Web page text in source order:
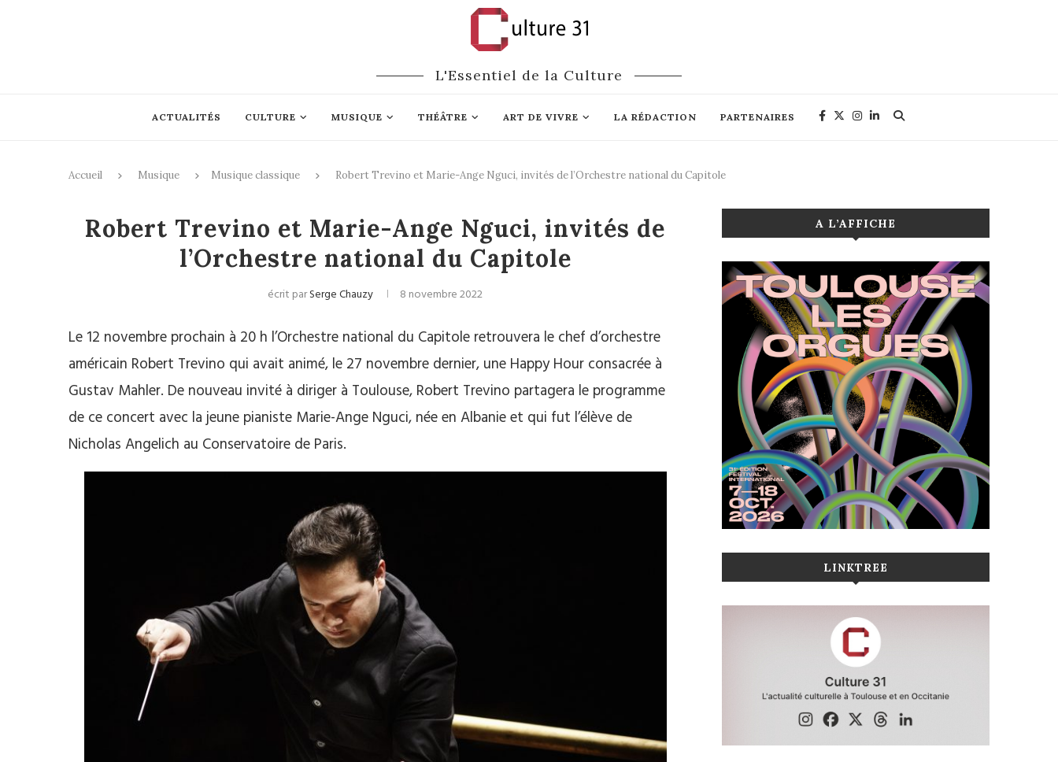
L'Essentiel de la Culture
ACTUALITÉS CULTURE MUSIQUE THÉÂTRE ART DE VIVRE LA RÉDACTION PARTENAIRES
Accueil Musique Musique classique Robert Trevino et Marie-Ange Nguci, invités de l’Orchestre national du Capitole
Robert Trevino et Marie-Ange Nguci, invités de
l’Orchestre national du Capitole
écrit parSerge Chauzy 8 novembre 2022
Le 12 novembre prochain à 20 h l’Orchestre national du Capitole retrouvera le chef d’orchestre
américain Robert Trevino qui avait animé, le 27 novembre dernier, une Happy Hour consacrée à
Gustav Mahler. De nouveau invité à diriger à Toulouse, Robert Trevino partagera le programme
de ce concert avec la jeune pianiste Marie-Ange Nguci, née en Albanie et qui fut l’élève de
Nicholas Angelich au Conservatoire de Paris.
A L’AFFICHE
LINKTREE